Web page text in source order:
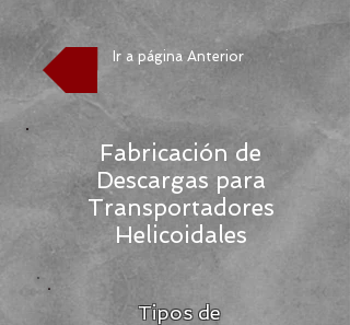
Ir a página Anterior
​Fabricación de
Descargas para
Transportadores
Helicoidales
​Tipos de